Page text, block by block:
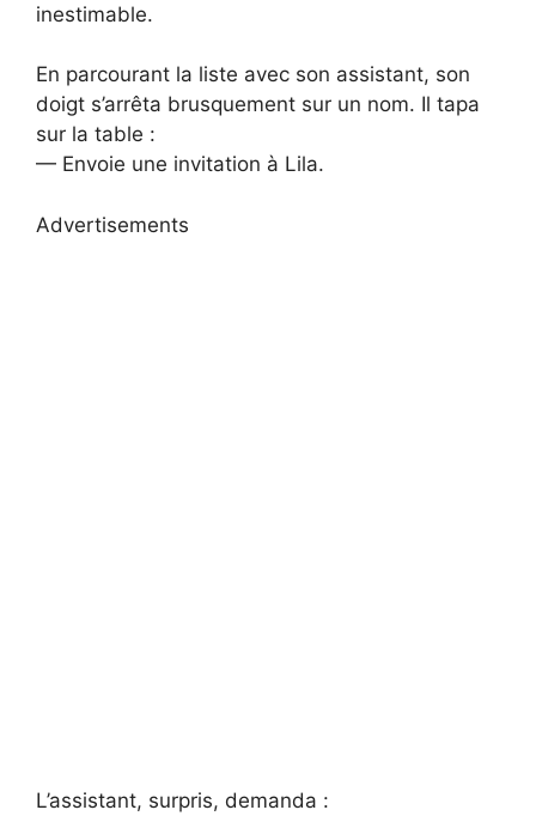
inestimable.
En parcourant la liste avec son assistant, son
doigt s’arrêta brusquement sur un nom. Il tapa
sur la table :
— Envoie une invitation à Lila.
Advertisements
L’assistant, surpris, demanda :